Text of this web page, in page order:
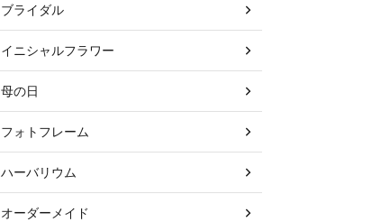
ブライダル
イニシャルフラワー
母の日
フォトフレーム
ハーバリウム
オーダーメイド